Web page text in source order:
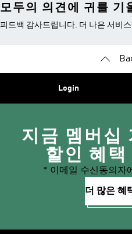
모두의 의견에 귀를 기
피드백 감사드립니다. 더 나은 서비
Login
지금 멤버십
할인 혜
* 이메일 수신동의자
더 많은 혜